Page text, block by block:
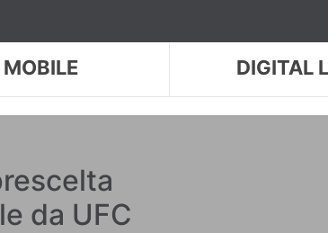
MOBILE DIGITAL
da UFC